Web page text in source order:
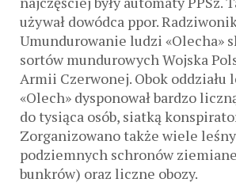
używał dowódca ppor.
Umundurowanie ludzi «Olecha»
sortów mundurowych Wojska
Armii Czerwonej. Obok oddziału
«Olech» dysponował bardzo
do tysiąca osób, siatką
Zorganizowano także wiele
podziemnych schronów
bunkrów) oraz liczne obozy.